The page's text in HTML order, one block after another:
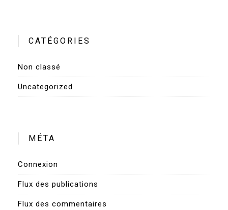
CATÉGORIES
Non classé
Uncategorized
MÉTA
Connexion
Flux des publications
Flux des commentaires